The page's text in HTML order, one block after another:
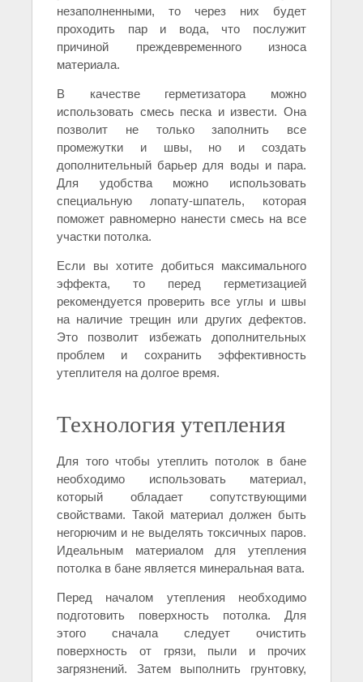
незаполненными, то через них будет
проходить пар и вода, что послужит
причиной преждевременного износа
материала.
В качестве герметизатора можно
использовать смесь песка и извести. Она
позволит не только заполнить все
промежутки и швы, но и создать
дополнительный барьер для воды и пара.
Для удобства можно использовать
специальную лопату-шпатель, которая
поможет равномерно нанести смесь на все
участки потолка.
Если вы хотите добиться максимального
эффекта, то перед герметизацией
рекомендуется проверить все углы и швы
на наличие трещин или других дефектов.
Это позволит избежать дополнительных
проблем и сохранить эффективность
утеплителя на долгое время.
Технология утепления
Для того чтобы утеплить потолок в бане
необходимо использовать материал,
который обладает сопутствующими
свойствами. Такой материал должен быть
негорючим и не выделять токсичных паров.
Идеальным материалом для утепления
потолка в бане является минеральная вата.
Перед началом утепления необходимо
подготовить поверхность потолка. Для
этого сначала следует очистить
поверхность от грязи, пыли и прочих
загрязнений. Затем выполнить грунтовку,